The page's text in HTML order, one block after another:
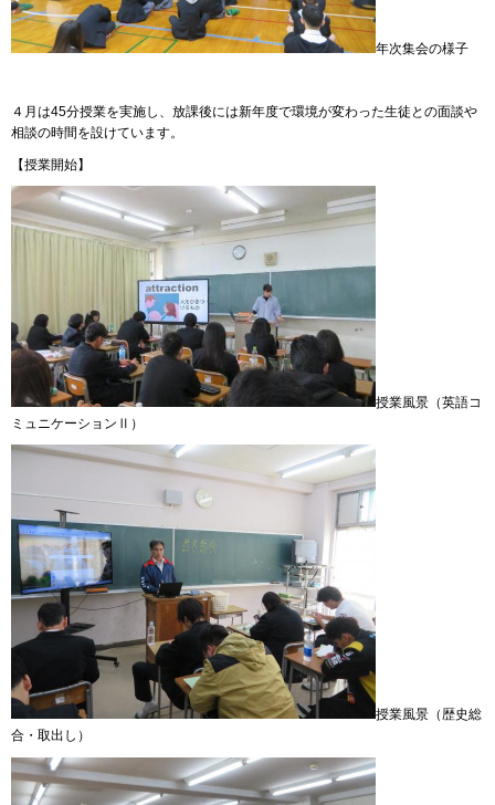
年次集会の様子
４月は45分授業を実施し、放課後には新年度で環境が変わった生徒との面談や
相談の時間を設けています。
【授業開始】
授業風景（英語コ
ミュニケーションⅡ）
授業風景（歴史総
合・取出し）